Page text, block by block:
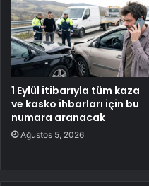
1 Eylül itibarıyla tüm kaza
ve kasko ihbarları için bu
numara aranacak
Ağustos 5, 2026